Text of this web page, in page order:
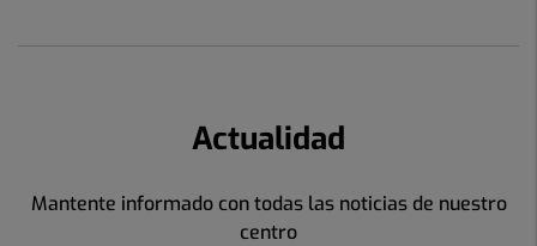
Actualidad
Mantente informado con todas las noticias de nuestro
centro